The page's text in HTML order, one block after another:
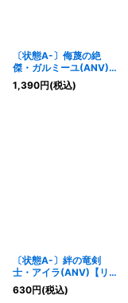
〔状態A-〕侮蔑の絶
傑・ガルミーユ(ANV)
【リアルプロモ】{-}
《ドラゴン》
1,390円(税込)
〔状態A-〕絆の竜剣
士・アイラ(ANV)【リア
ルプロモ】{-}《ドラゴ
ン》
630円(税込)